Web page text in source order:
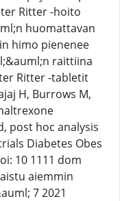
Ritter -hoito
huomattavan
himo pienenee
raittiina
Ritter -tabletit
H, Burrows M,
post hoc analysis
Diabetes Obes
10 1111 dom
aiemmin
7 2021